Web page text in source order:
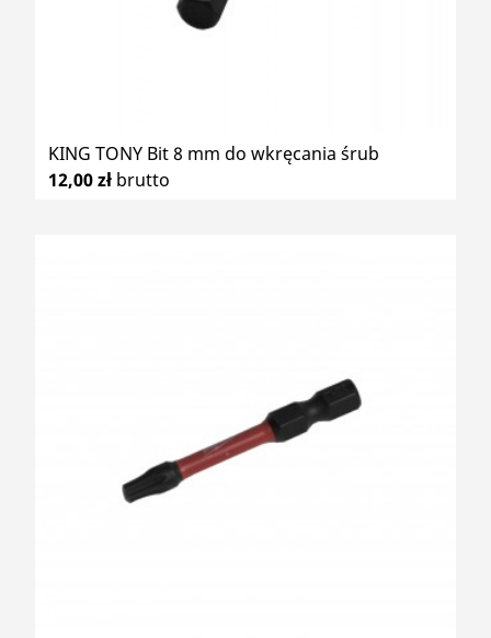
KING TONY Bit 8 mm do wkręcania śrub
12,00 zł brutto